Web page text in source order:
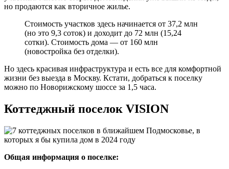
но продаются как вторичное жилье.
Стоимость участков здесь начинается от 37,2 млн
(но это 9,3 соток) и доходит до 72 млн (15,24
сотки). Стоимость дома ― от 160 млн
(новостройка без отделки).
Но здесь красивая инфраструктура и есть все для комфортной
жизни без выезда в Москву. Кстати, добраться к поселку
можно по Новорижскому шоссе за 1,5 часа.
Коттеджный поселок VISION
Общая информация о поселке: